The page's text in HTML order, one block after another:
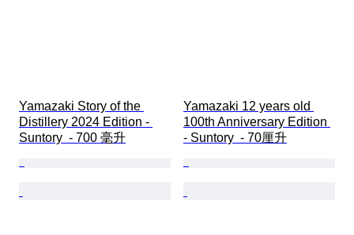
Yamazaki Story of the
Distillery 2024 Edition -
Suntory  - 700 毫升
Yamazaki 12 years old
100th Anniversary Edition
- Suntory  - 70厘升